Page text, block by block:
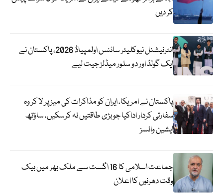
کر دیں
انٹرنیشنل نیوکلیئر سائنس اولمپیاڈ 2026، پاکستان نے
ایک گولڈ اور دو سلور میڈلز جیت لیے
پاکستان نے امریکا، ایران کو مذاکرات کی میز پر لا کر وہ
سفارتی کردار اداکیا جو بڑی طاقتیں نہ کرسکیں، ساؤتھ
ایشین وائسز
جماعت اسلامی کا 16 اگست سے ملک بھر میں بیک
وقت دھرنوں کا اعلان